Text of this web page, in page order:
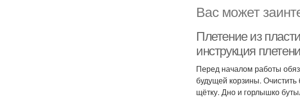
Вас может
Плетение из
инструкция
Перед началом работы
будущей корзины.
щётку. Дно и горлышко